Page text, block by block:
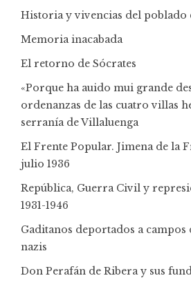
Historia y vivencias del poblado
Memoria inacabada
El retorno de Sócrates
«Porque ha auido mui grande
ordenanzas de las cuatro villas
serranía de Villaluenga
El Frente Popular. Jimena de la
julio 1936
República, Guerra Civil y
1931-1946
Gaditanos deportados a
nazis
Don Perafán de Ribera y sus